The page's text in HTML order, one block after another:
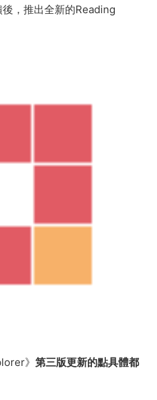
，推出全新的Reading
》 第三版更新的點具體都